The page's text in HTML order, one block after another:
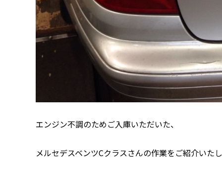
エンジン不調のためご入庫いただいた、
メルセデスベンツCクラスさんの作業をご紹介いた